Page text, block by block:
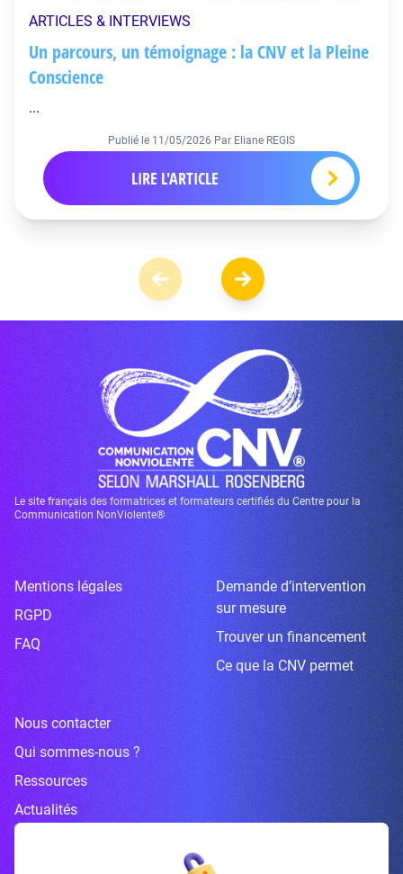
ARTICLES & INTERVIEWS
Un parcours, un témoignage : la CNV et la Pleine
Conscience
...
Publié le 11/05/2026 Par Eliane REGIS
LIRE L'ARTICLE
Le site français des formatrices et formateurs certifiés du Centre pour la
Communication NonViolente®
Mentions légales
RGPD
FAQ
Demande d’intervention
sur mesure
Trouver un financement
Ce que la CNV permet
Nous contacter
Qui sommes-nous ?
Ressources
Actualités